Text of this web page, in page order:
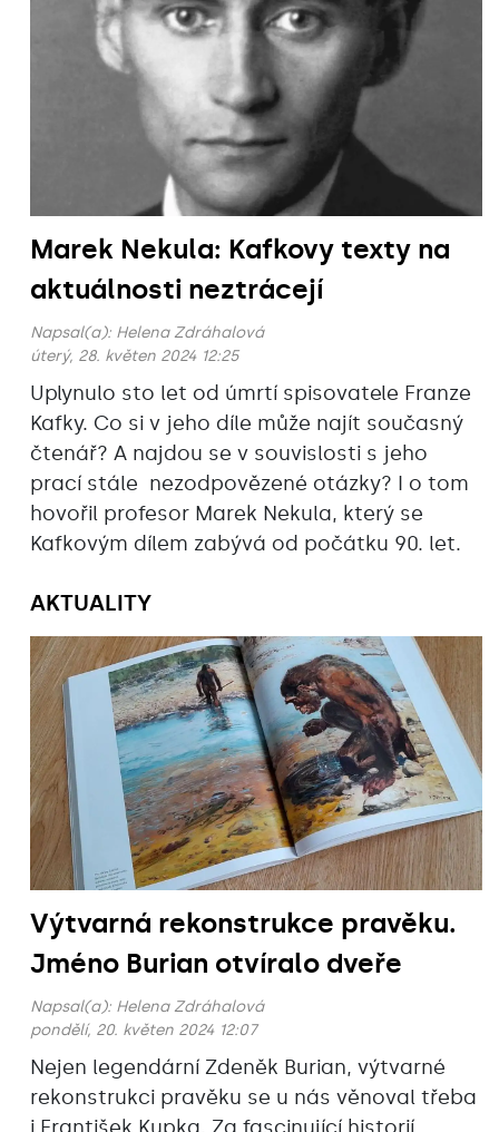
Marek Nekula: Kafkovy texty na
aktuálnosti neztrácejí
Napsal(a): Helena Zdráhalová
úterý, 28. květen 2024 12:25
Uplynulo sto let od úmrtí spisovatele Franze
Kafky. Co si v jeho díle může najít současný
čtenář? A najdou se v souvislosti s jeho
prací stále nezodpovězené otázky? I o tom
hovořil profesor Marek Nekula, který se
Kafkovým dílem zabývá od počátku 90. let.
AKTUALITY
Výtvarná rekonstrukce pravěku.
Jméno Burian otvíralo dveře
Napsal(a): Helena Zdráhalová
pondělí, 20. květen 2024 12:07
Nejen legendární Zdeněk Burian, výtvarné
rekonstrukci pravěku se u nás věnoval třeba